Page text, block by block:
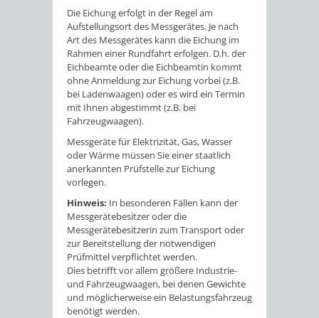
Die Eichung erfolgt in der Regel am
Aufstellungsort des Messgerätes. Je nach
Art des Messgerätes kann die Eichung im
Rahmen einer Rundfahrt erfolgen. D.h. der
Eichbeamte oder die Eichbeamtin kommt
ohne Anmeldung zur Eichung vorbei (z.B.
bei Ladenwaagen) oder es wird ein Termin
mit Ihnen abgestimmt (z.B. bei
Fahrzeugwaagen).
Messgeräte für Elektrizität, Gas, Wasser
oder Wärme müssen Sie einer staatlich
anerkannten Prüfstelle zur Eichung
vorlegen.
Hinweis: In besonderen Fällen kann der
Messgerätebesitzer oder die
Messgerätebesitzerin zum Transport oder
zur Bereitstellung der notwendigen
Prüfmittel verpflichtet werden.
Dies betrifft vor allem größere Industrie-
und Fahrzeugwaagen, bei denen Gewichte
und möglicherweise ein Belastungsfahrzeug
benötigt werden.